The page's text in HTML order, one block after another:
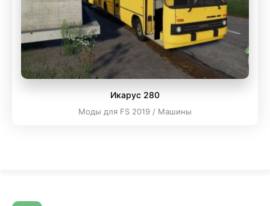
Икарус 280
Моды для FS 2019 / Машины